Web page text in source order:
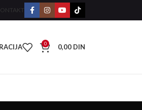
0 0,00 DIN